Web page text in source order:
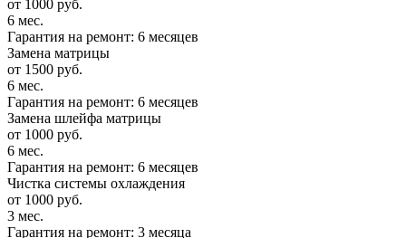
от 1000 руб.
6 мес.
Гарантия на ремонт: 6 месяцев
Замена матрицы
от 1500 руб.
6 мес.
Гарантия на ремонт: 6 месяцев
Замена шлейфа матрицы
от 1000 руб.
6 мес.
Гарантия на ремонт: 6 месяцев
Чистка системы охлаждения
от 1000 руб.
3 мес.
Гарантия на ремонт: 3 месяца